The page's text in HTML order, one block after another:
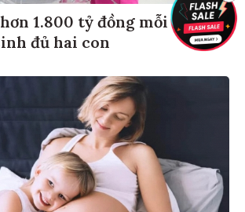
1.800 tỷ đồng mỗi năm hỗ
đủ hai con